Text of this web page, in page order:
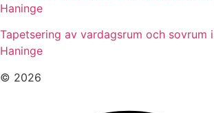
Haninge
Tapetsering av vardagsrum och sovrum
Haninge
© 2026